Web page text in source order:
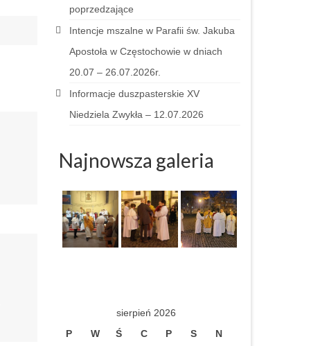
poprzedzające
Intencje mszalne w Parafii św. Jakuba
Apostoła w Częstochowie w dniach
20.07 – 26.07.2026r.
Informacje duszpasterskie XV
Niedziela Zwykła – 12.07.2026
Najnowsza galeria
sierpień 2026
P
W Ś C P S N